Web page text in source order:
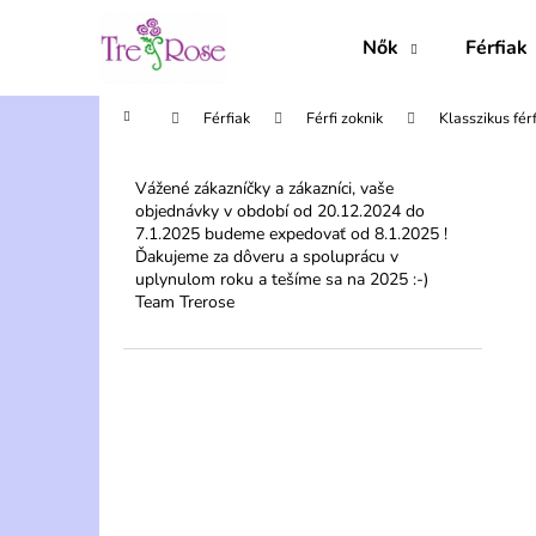
Nők Férfiak
KezdőlapFérfiak Férfi zoknik Klasszikus
Vážené zákazníčky a zákazníci, vaše
objednávky v období od 20.12.2024 do
7.1.2025 budeme expedovať od 8.1.2025 !
Ďakujeme za dôveru a spoluprácu v
uplynulom roku a tešíme sa na 2025 :-)
Team Trerose
Vissza
a boltba
Vissza
a boltba